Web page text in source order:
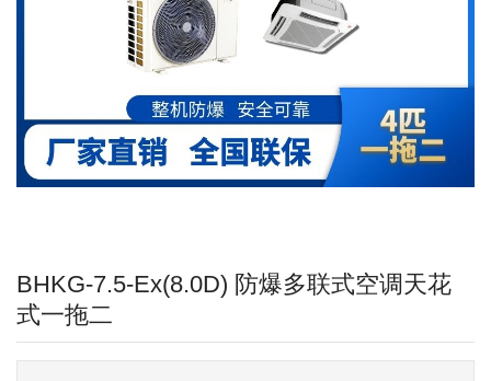
BHKG-7.5-Ex(8.0D) 防爆多联式空调天花
式一拖二